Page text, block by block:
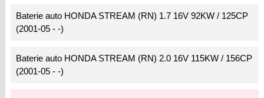
Baterie auto HONDA STREAM (RN) 1.7 16V 92KW / 125CP
(2001-05 - -)
Baterie auto HONDA STREAM (RN) 2.0 16V 115KW / 156CP
(2001-05 - -)